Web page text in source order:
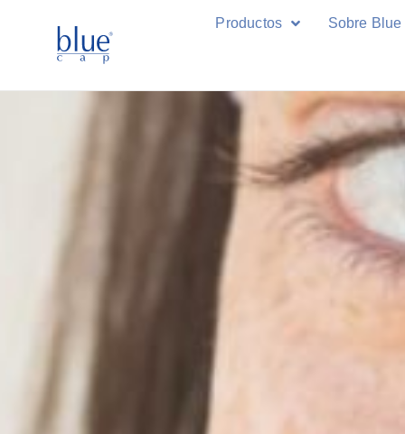
Productos Sobre